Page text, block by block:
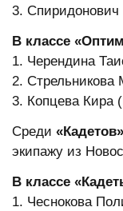
3.
В классе
1. Черендина
2. Стрельникова
3. Копцева Кира
Среди «Кадетов»
экипажу из
В классе
1. Чеснокова